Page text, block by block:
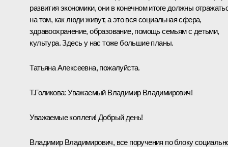
развития экономики, они в конечном итоге должны
на том, как люди живут, а это вся социальная сфера,
здравоохранение, образование, помощь семьям с детьми,
культура. Здесь у нас тоже большие планы.
Татьяна Алексеевна, пожалуйста.
Т.Голикова: Уважаемый Владимир Владимирович!
Уважаемые коллеги! Добрый день!
Владимир Владимирович, все поручения по блоку